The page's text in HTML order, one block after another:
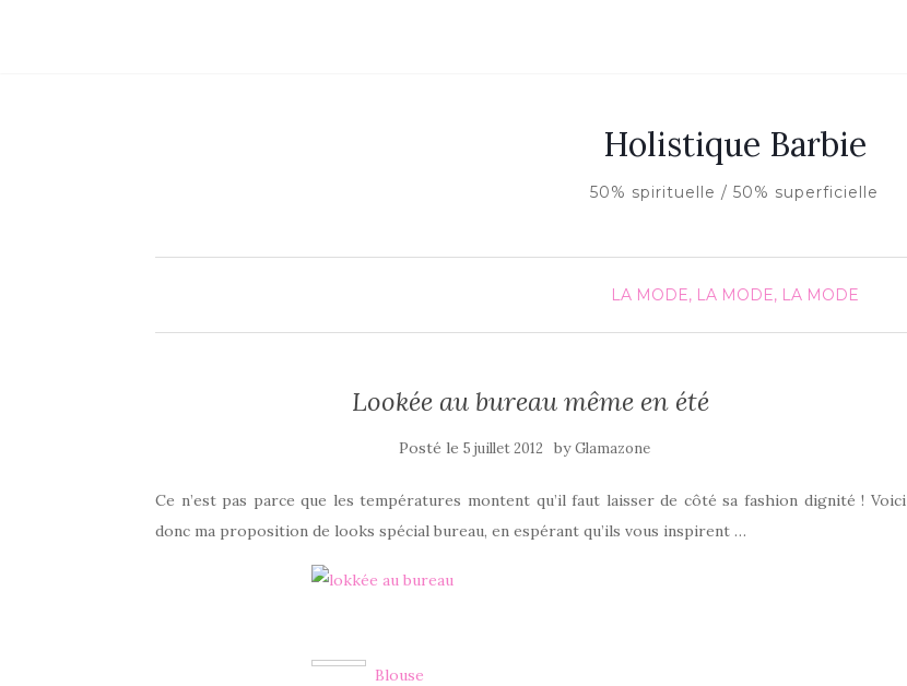
Holistique Barbie
50% spirituelle / 50% superficielle
LA MODE, LA MODE, LA MODE
Lookée au bureau même en été
Posté le5 juillet 2012 byGlamazone
Ce n’est pas parce que les températures montent qu’il faut laisser de côté sa fashion dignité ! Voici
donc ma proposition de looks spécial bureau, en espérant qu’ils vous inspirent …
Blouse